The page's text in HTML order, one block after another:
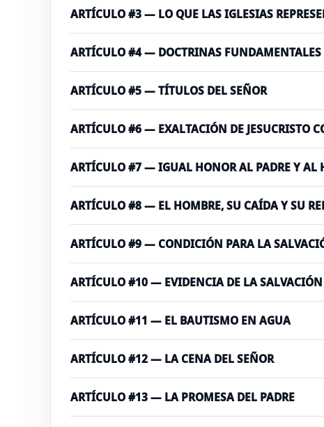
ARTÍCULO #3 — LO QUE LAS IGLESIAS
ARTÍCULO #4 — DOCTRINAS
ARTÍCULO #5 — TÍTULOS DEL SEÑOR
ARTÍCULO #6 — EXALTACIÓN DE JESUCRISTO
ARTÍCULO #7 — IGUAL HONOR AL PADRE Y AL
ARTÍCULO #8 — EL HOMBRE, SU CAÍDA Y SU
ARTÍCULO #9 — CONDICIÓN PARA LA
ARTÍCULO #10 — EVIDENCIA DE LA SALVACIÓN
ARTÍCULO #11 — EL BAUTISMO EN AGUA
ARTÍCULO #12 — LA CENA DEL SEÑOR
ARTÍCULO #13 — LA PROMESA DEL PADRE